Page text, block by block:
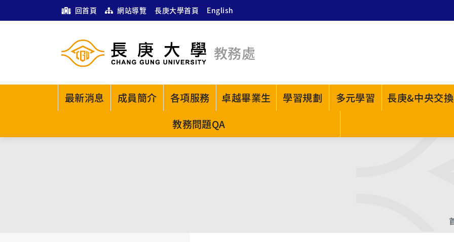
回首頁 網站導覽 長庚大學首頁 English
教務處
最新消息 成員簡介 各項服務 卓越畢業生 學習規劃 多元學習 長庚&中央交換
教務問題QA